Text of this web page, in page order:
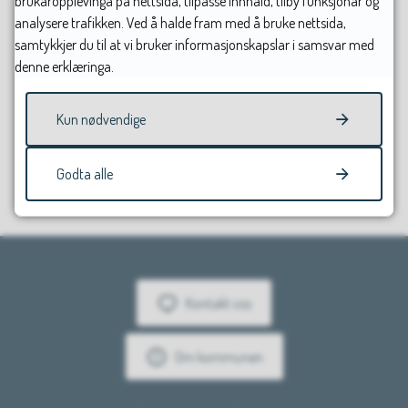
Fann du det du leitte etter?
Kontakt oss
Om kommunen
analysere trafikken. Ved å halde fram med å bruke nettsida,
samtykkjer du til at vi bruker informasjonskapslar i samsvar med
denne erklæringa.
Kun nødvendige
Godta alle